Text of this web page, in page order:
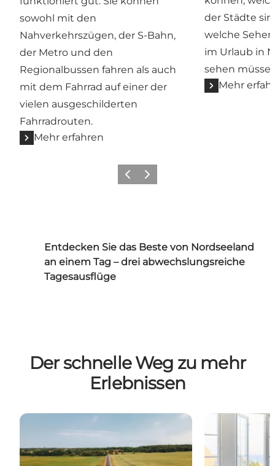
sowohl mit den
Nahverkehrszügen, der S-Bahn,
der Metro und den
Regionalbussen fahren als auch
mit dem Fahrrad auf einer der
vielen ausgeschilderten
Fahrradrouten.
Mehr erfahren
der Städte
welche
im Urlaub in
sehen
Mehr
ZurückWeiter
Entdecken Sie das Beste von Nordseeland
an einem Tag – drei abwechslungsreiche
Tagesausflüge
Der schnelle Weg zu mehr
Erlebnissen
Urlaub mit dem Fahrrad